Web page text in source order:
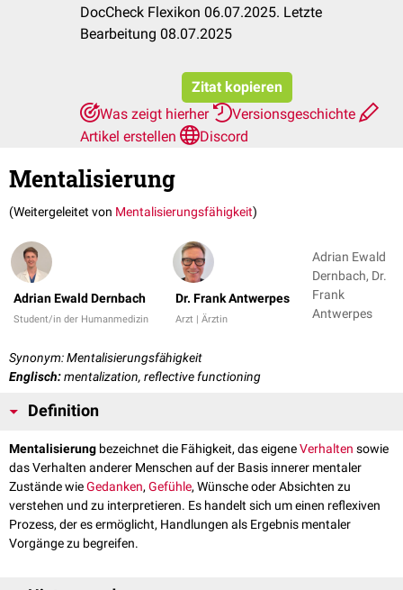
DocCheck Flexikon 06.07.2025. Letzte
Bearbeitung 08.07.2025
Zitat kopieren
Was zeigt hierher
Versionsgeschichte
Artikel erstellen
Discord
Mentalisierung
(Weitergeleitet von Mentalisierungsfähigkeit)
Adrian Ewald Dernbach
Student/in der Humanmedizin
Dr. Frank Antwerpes
Arzt | Ärztin
Adrian Ewald
Dernbach, Dr.
Frank
Antwerpes
Synonym: Mentalisierungsfähigkeit
Englisch:mentalization, reflective functioning
Definition
Mentalisierung bezeichnet die Fähigkeit, das eigeneVerhalten sowie
das Verhalten anderer Menschen auf der Basis innerer mentaler
Zustände wieGedanken, Gefühle, Wünsche oder Absichten zu
verstehen und zu interpretieren. Es handelt sich um einen reflexiven
Prozess, der es ermöglicht, Handlungen als Ergebnis mentaler
Vorgänge zu begreifen.